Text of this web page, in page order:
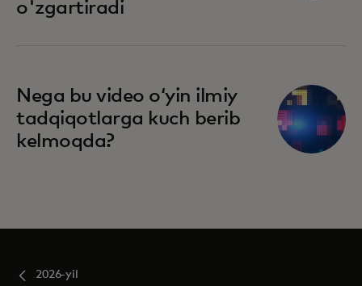
o'zgartiradi
Nega bu video oʻyin ilmiy
tadqiqotlarga kuch berib
kelmoqda?
2026-yil